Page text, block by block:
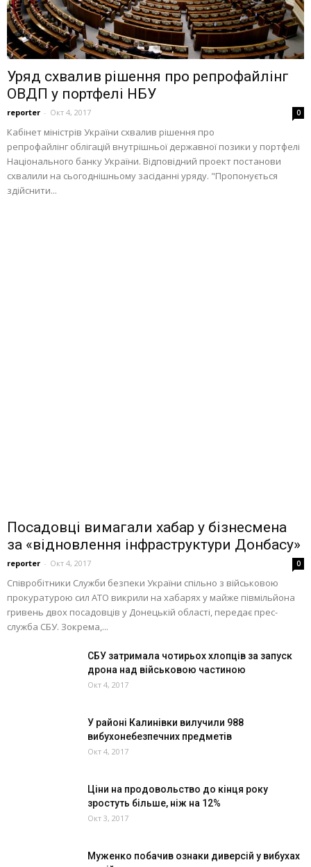
Уряд схвалив рішення про репрофайлінг
ОВДП у портфелі НБУ
reporter - Окт 4, 2017 0
Кабінет міністрів України схвалив рішення про
репрофайлінг облігацій внутрішньої державної позики у портфелі
Національного банку України. Відповідний проект постанови
схвалили на сьогоднішньому засіданні уряду. "Пропонується
здійснити...
Посадовці вимагали хабар у бізнесмена
за «відновлення інфраструктури Донбасу»
reporter - Окт 4, 2017 0
Співробітники Служби безпеки України спільно з військовою
прокуратурою сил АТО викрили на хабарях у майже півмільйона
гривень двох посадовців у Донецькій області, передає прес-
служба СБУ. Зокрема,...
СБУ затримала чотирьох хлопців за запуск
дрона над військовою частиною
Окт 4, 2017
У районі Калинівки вилучили 988
вибухонебезпечних предметів
Окт 4, 2017
Ціни на продовольство до кінця року
зростуть більше, ніж на 12%
Окт 3, 2017
Муженко побачив ознаки диверсій у вибухах